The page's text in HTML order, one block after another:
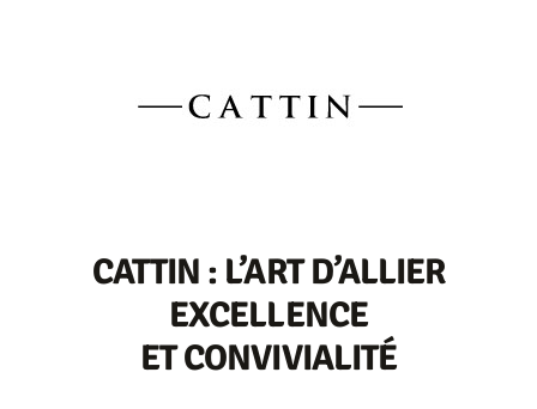
CATTIN : L’ART D’ALLIER
EXCELLENCE
ET CONVIVIALITÉ